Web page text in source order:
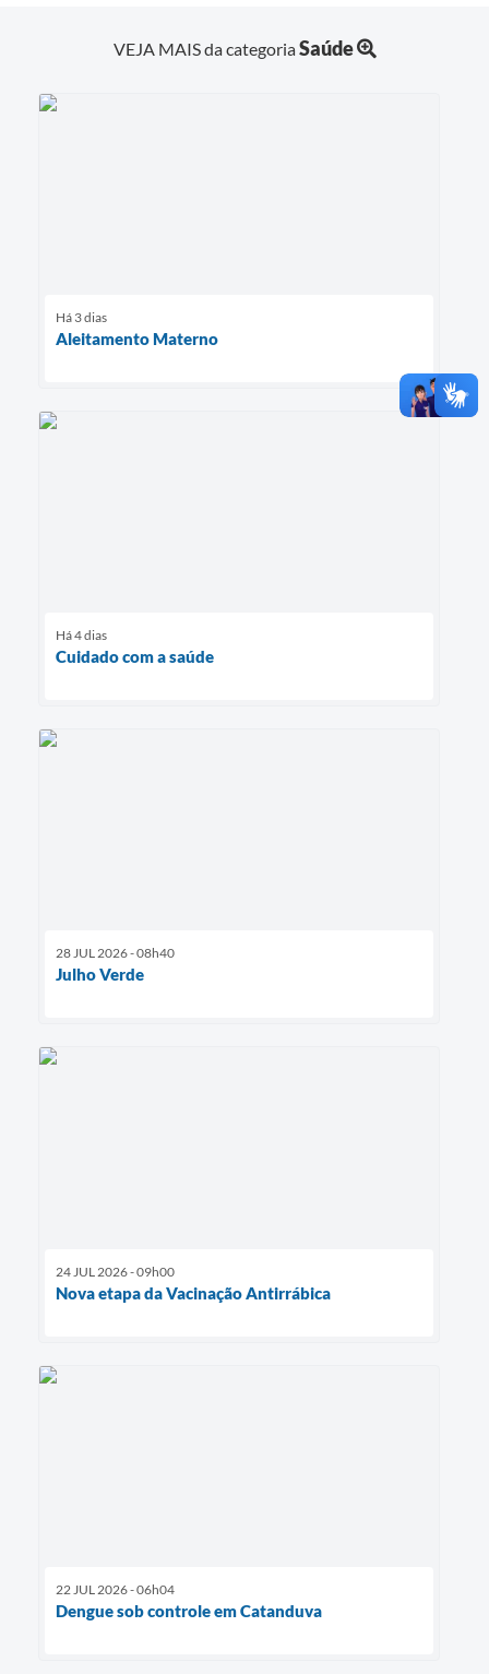
VEJA MAIS da categoriaSaúde
Há 3 dias
Aleitamento Materno
Há 4 dias
Cuidado com a saúde
28 JUL 2026 - 08h40
Julho Verde
24 JUL 2026 - 09h00
Nova etapa da Vacinação Antirrábica
22 JUL 2026 - 06h04
Dengue sob controle em Catanduva